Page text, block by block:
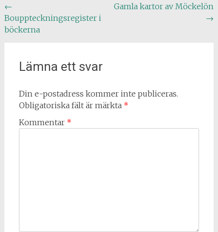
Inläggsnavigering
←
Bouppteckningsregister i
böckerna
Gamla kartor av Möckelön
→
Lämna ett svar
Din e-postadress kommer inte publiceras.
Obligatoriska fält är märkta *
Kommentar *